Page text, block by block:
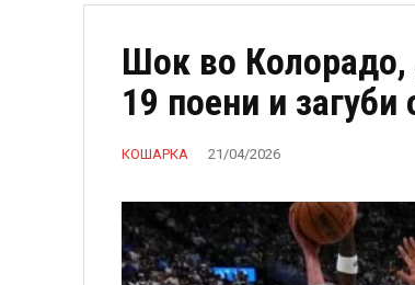
Шок во Колорадо,
19 поени и
КОШАРКА 21/04/2026